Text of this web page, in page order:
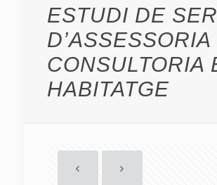
ESTUDI DE
D’ASSESSORIA
CONSULTORIA
HABITATGE